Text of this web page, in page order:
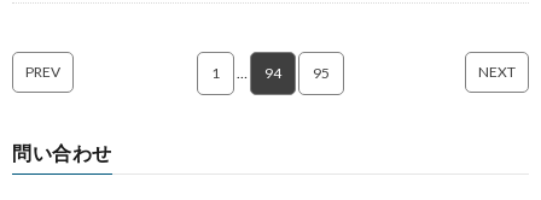
PREV 1 94 95 NEXT
問い合わせ